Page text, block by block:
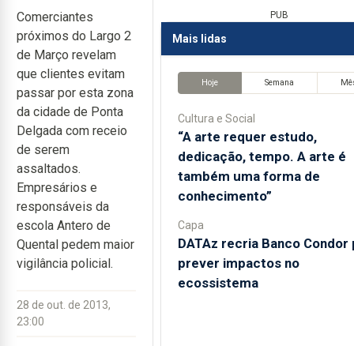
Comerciantes
próximos do Largo 2
de Março revelam
que clientes evitam
passar por esta zona
da cidade de Ponta
Delgada com receio
de serem
assaltados.
Empresários e
responsáveis da
escola Antero de
Quental pedem maior
vigilância policial.
28 de out. de 2013,
23:00
PUB
Mais lidas
Hoje Semana
Cultura e Social
“A arte requer estudo,
dedicação, tempo. A arte é
também uma forma de
conhecimento”
Capa
DATAz recria Banco Condor
prever impactos no
ecossistema